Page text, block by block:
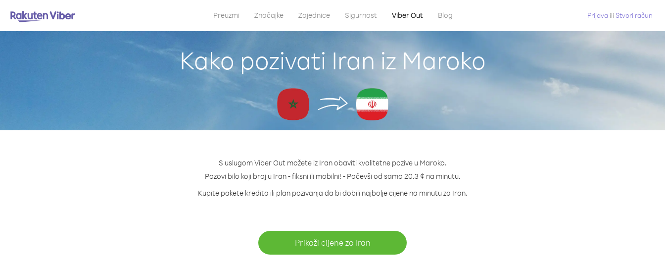
Preuzmi Značajke Zajednice Sigurnost Viber Out Blog Prijava ili Stvori račun
Kako pozivati Iran iz Maroko
S uslugom Viber Out možete iz Iran obaviti kvalitetne pozive u Maroko.
Pozovi bilo koji broj u Iran - fiksni ili mobilni! - Počevši od samo 20.3 ¢ na minutu.
Kupite pakete kredita ili plan pozivanja da bi dobili najbolje cijene na minutu za Iran.
Prikaži cijene za Iran